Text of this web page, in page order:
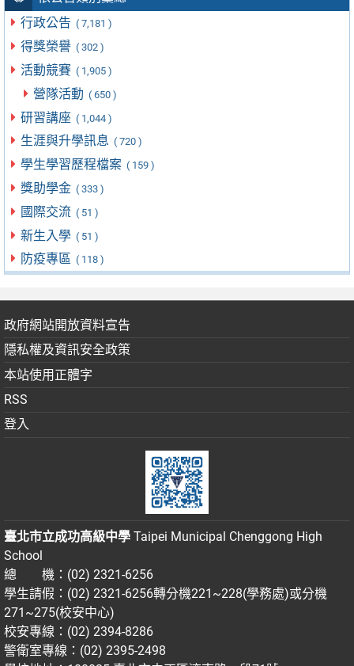
行政公告 ( 7,181 )
得獎榮譽 ( 302 )
活動競賽 ( 1,905 )
營隊活動 ( 650 )
研習講座 ( 1,044 )
生涯與升學訊息 ( 720 )
學生學習歷程檔案 ( 159 )
獎助學金 ( 333 )
國際交流 ( 51 )
新生入學 ( 51 )
防疫專區 ( 118 )
政府網站開放資料宣告
隱私權及資訊安全政策
本站使用正體字
RSS
登入
臺北市立成功高級中學 Taipei Municipal Chenggong High
School
總 機：(02) 2321-6256
學生請假：(02) 2321-6256轉分機221~228(學務處)或分機
271~275(校安中心)
校安專線：(02) 2394-8286
警衛室專線：(02) 2395-2498